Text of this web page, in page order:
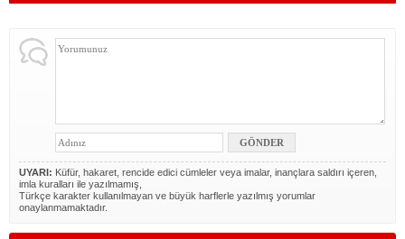
UYARI: Küfür, hakaret, rencide edici cümleler veya imalar, inançlara saldırı içeren,
imla kuralları ile yazılmamış,
Türkçe karakter kullanılmayan ve büyük harflerle yazılmış yorumlar
onaylanmamaktadır.